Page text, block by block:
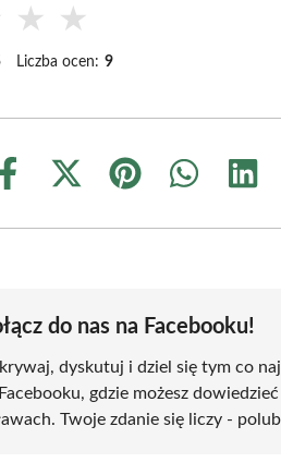
★ ★
Liczba ocen: 9
Share
Share
(Twitter)
Share
Share
Share
do nas na Facebooku!
dyskutuj i dziel się tym co
gdzie możesz
Twoje zdanie się liczy -